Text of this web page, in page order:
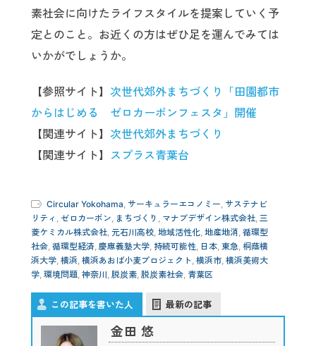
素社会に向けたライフスタイルを提案していく予
定とのこと。お近くの方はぜひ足を運んでみては
いかがでしょうか。
【参照サイト】 次世代郊外まちづくり「田園都市
からはじめる ゼロカーボンフェスタ」開催
【関連サイト】 次世代郊外まちづくり
【関連サイト】 スプラス青葉台
Circular Yokohama, サーキュラーエコノミー, サステナビ
リティ , ゼロカーボン, まちづくり , マナブデザイン株式会社, 三
菱ケミカル株式会社, 元石川高校, 地域活性化, 地産地消, 循環型
社会, 循環型経済, 慶應義塾大学, 持続可能性, 日本, 東急, 桐蔭横
浜大学, 横浜, 横浜あおば小麦プロジェクト , 横浜市, 横浜美術大
学, 環境問題, 神奈川, 脱炭素, 脱炭素社会, 青葉区
この記事を書いた人 最新の記事
金田 悠